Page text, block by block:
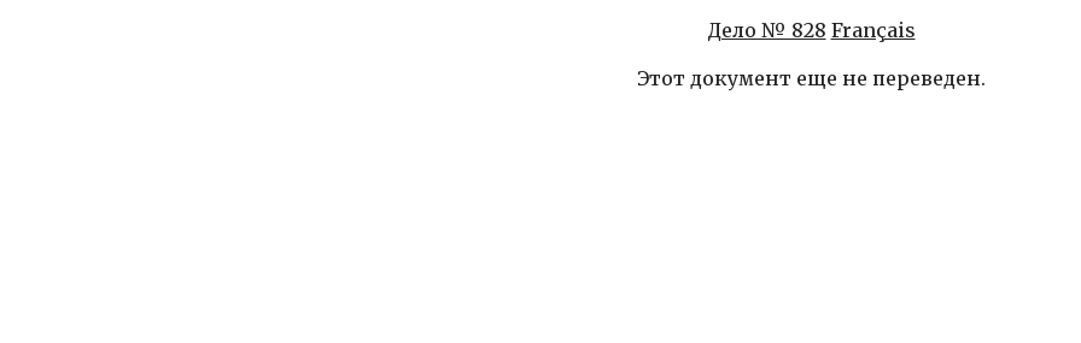
Дело № 828 Français
Этот документ еще не переведен.